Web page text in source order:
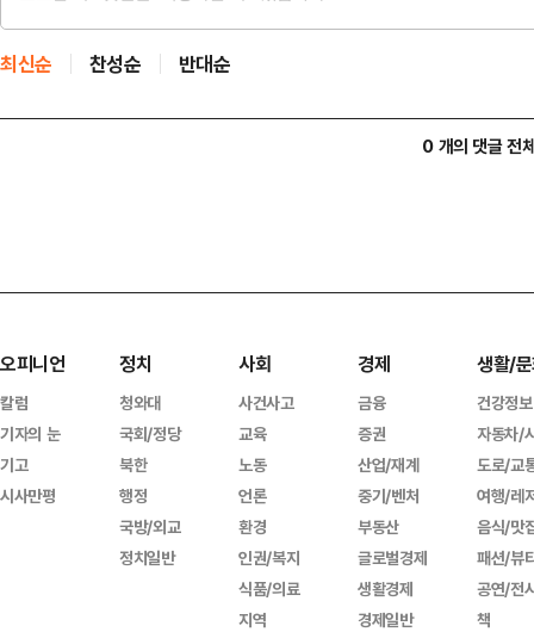
최신순 찬성순 반대순
0 개의 댓글 전
오피니언
칼럼
기자의 눈
기고
시사만평
정치
청와대
국회/정당
북한
행정
국방/외교
정치일반
사회
사건사고
교육
노동
언론
환경
인권/복지
식품/의료
지역
경제
금융
증권
산업/재계
중기/벤처
부동산
글로벌경제
생활경제
경제일반
생활/
건강정보
자동차/
도로/교
여행/레
음식/맛
패션/뷰
공연/전
책